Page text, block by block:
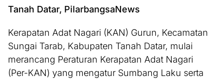
Tanah Datar, PilarbangsaNews
Kerapatan Adat Nagari (KAN) Gurun, Kecamatan
Sungai Tarab, Kabupaten Tanah Datar, mulai
merancang Peraturan Kerapatan Adat Nagari
(Per-KAN) yang mengatur Sumbang Laku serta